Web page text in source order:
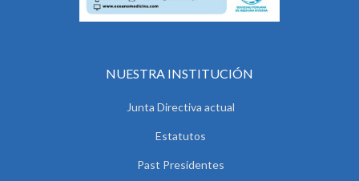
NUESTRA INSTITUCIÓN
Junta Directiva actual
Estatutos
Past Presidentes